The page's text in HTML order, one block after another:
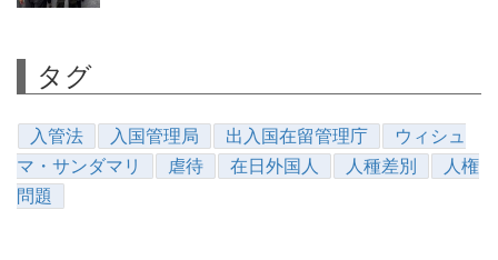
タグ
入管法 入国管理局 出入国在留管理庁
ウィシュ
マ・サンダマリ
虐待 在日外国人 人種差別
人権
問題